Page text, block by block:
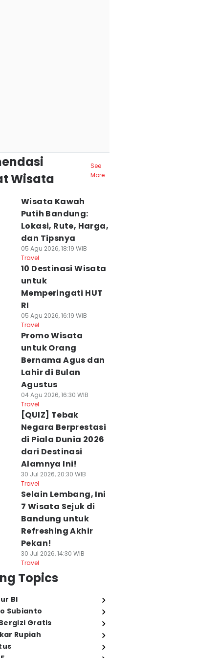
Wisata
See
More
Wisata Kawah
Putih Bandung:
Lokasi, Rute, Harga,
dan Tipsnya
05 Agu 2026, 18:19 WIB
Travel
10 Destinasi Wisata
untuk
Memperingati HUT
RI
05 Agu 2026, 16:19 WIB
Travel
Promo Wisata
untuk Orang
Bernama Agus dan
Lahir di Bulan
Agustus
04 Agu 2026, 16:30 WIB
Travel
[QUIZ] Tebak
Negara Berprestasi
di Piala Dunia 2026
dari Destinasi
Alamnya Ini!
30 Jul 2026, 20:30 WIB
Travel
Selain Lembang, Ini
7 Wisata Sejuk di
Bandung untuk
Refreshing Akhir
Pekan!
30 Jul 2026, 14:30 WIB
Travel
Topics
BI
Subianto
Gratis
Rupiah